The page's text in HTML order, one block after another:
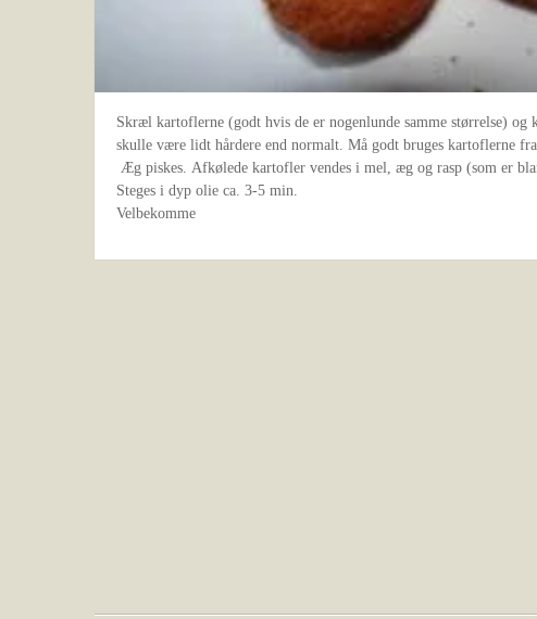
Skræl kartoflerne (godt hvis de er nogenlunde samme størrelse) og
skulle være lidt hårdere end normalt. Må godt bruges kartoflerne fra
Æg piskes. Afkølede kartofler vendes i mel, æg og rasp (som er
Steges i dyp olie ca. 3-5 min.
Velbekomme